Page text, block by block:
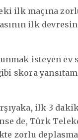
ilk maçına
ilk
isteyen
skora
ilk 3
de, Türk
zorlu